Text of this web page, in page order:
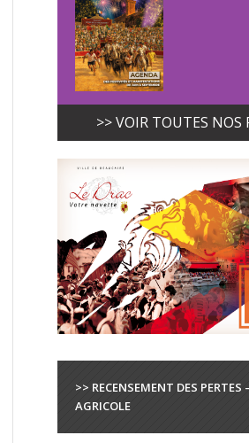
>> VOIR TOUTES
>> RECENSEMENT DES PERTES
AGRICOLE